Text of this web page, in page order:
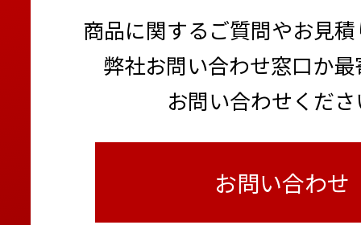
商品に関するご質問やお見
弊社お問い合わせ窓口か
お問い合わせくだ
お問い合わせ